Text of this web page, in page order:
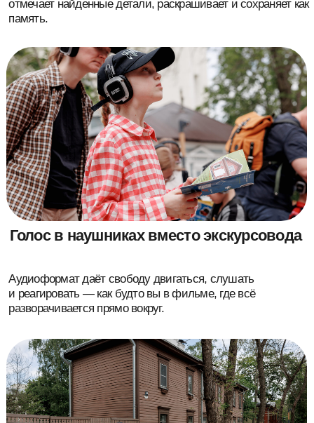
Живые истории — про город, который
всегда рядом
Шаг навстречу любви к родному городу
и интересу к прошлому
Дети по-настоящему чувствуют, что история — не что-то
далёкое, а часть их самого обычного маршрута.
Что скрывается за кружевами на фасаде, зачем нужны
брандмауэры и что вообще такое «замковый дом»?
Мы разбираем всё это вместе — весело и увлекательно.